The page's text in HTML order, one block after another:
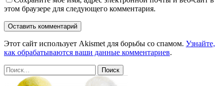
этом браузере для следующего комментария.
Этот сайт использует Akismet для борьбы со спамом. Узнайте,
как обрабатываются ваши данные комментариев.